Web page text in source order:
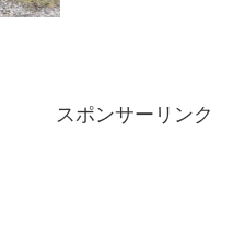
スポンサーリンク